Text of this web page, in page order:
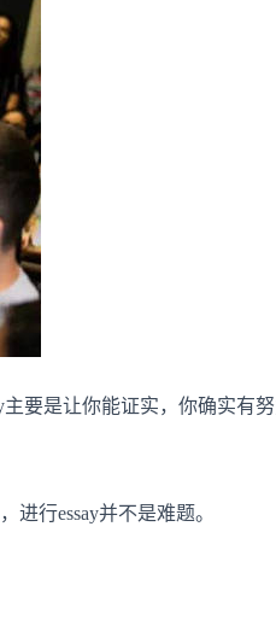
要是让你能证实，你确实有
行essay并不是难题。